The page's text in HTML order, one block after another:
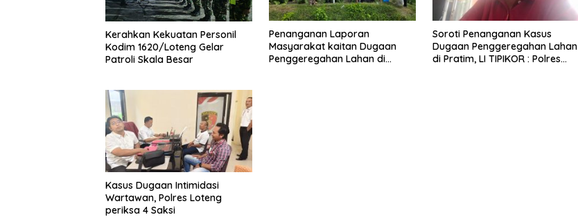
Kerahkan Kekuatan Personil
Kodim 1620/Loteng Gelar
Patroli Skala Besar
Penanganan Laporan
Masyarakat kaitan Dugaan
Penggeregahan Lahan di
Soroti Penanganan Kasus
Dugaan Penggeregahan Lahan
di Pratim, LI TIPIKOR : Polres
Kasus Dugaan Intimidasi
Wartawan, Polres Loteng
periksa 4 Saksi